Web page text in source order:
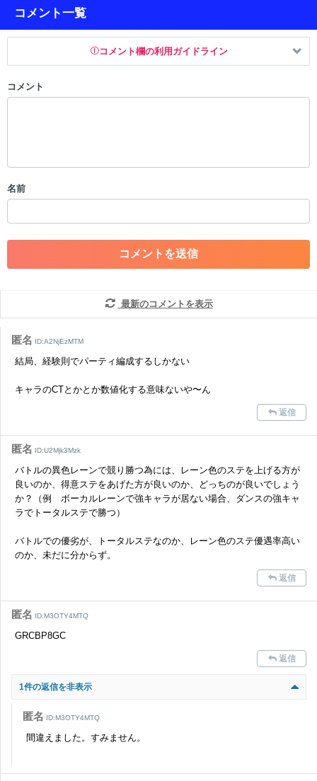
コメント一覧
コメント欄の利用ガイドライン
以下の書き込みを禁止とし、場合によってはコメント削除や書き込み制
・一度削除された投稿を再び投稿すること
・アカウントの売買など金銭が絡む内容の投稿
・各ゲームのネタバレを含む内容の投稿
・その他、管理者が不適切と判断した投稿
コメントの削除を申請する※投稿内容を確認後、順次対応さ
せていただきます。ご了承ください。
さい。
また、過度な利用規約の違反や、弊社に損害の及ぶ内容の書き込みがあ
った場合は、法的措置をとらせていただく場合もございますので、あら
コメント
名前
最新のコメントを表示
匿名 ID:A2NjEzMTM
結局、経験則でパーティ編成するしかない
キャラのCTとかとか数値化する意味ないや〜ん
返信
匿名 ID:U2Mjk3Mzk
バトルの異色レーンで競り勝つ為には、レーン色のステを上げる方が
良いのか、得意ステをあげた方が良いのか、どっちのが良いでしょう
か？（例 ボーカルレーンで強キャラが居ない場合、ダンスの強キャ
ラでトータルステで勝つ）
バトルでの優劣が、トータルステなのか、レーン色のステ優遇率高い
のか、未だに分からず。
返信
匿名 ID:M3OTY4MTQ
GRCBP8GC
返信
1件の返信を非表示
匿名 ID:M3OTY4MTQ
間違えました。すみません。